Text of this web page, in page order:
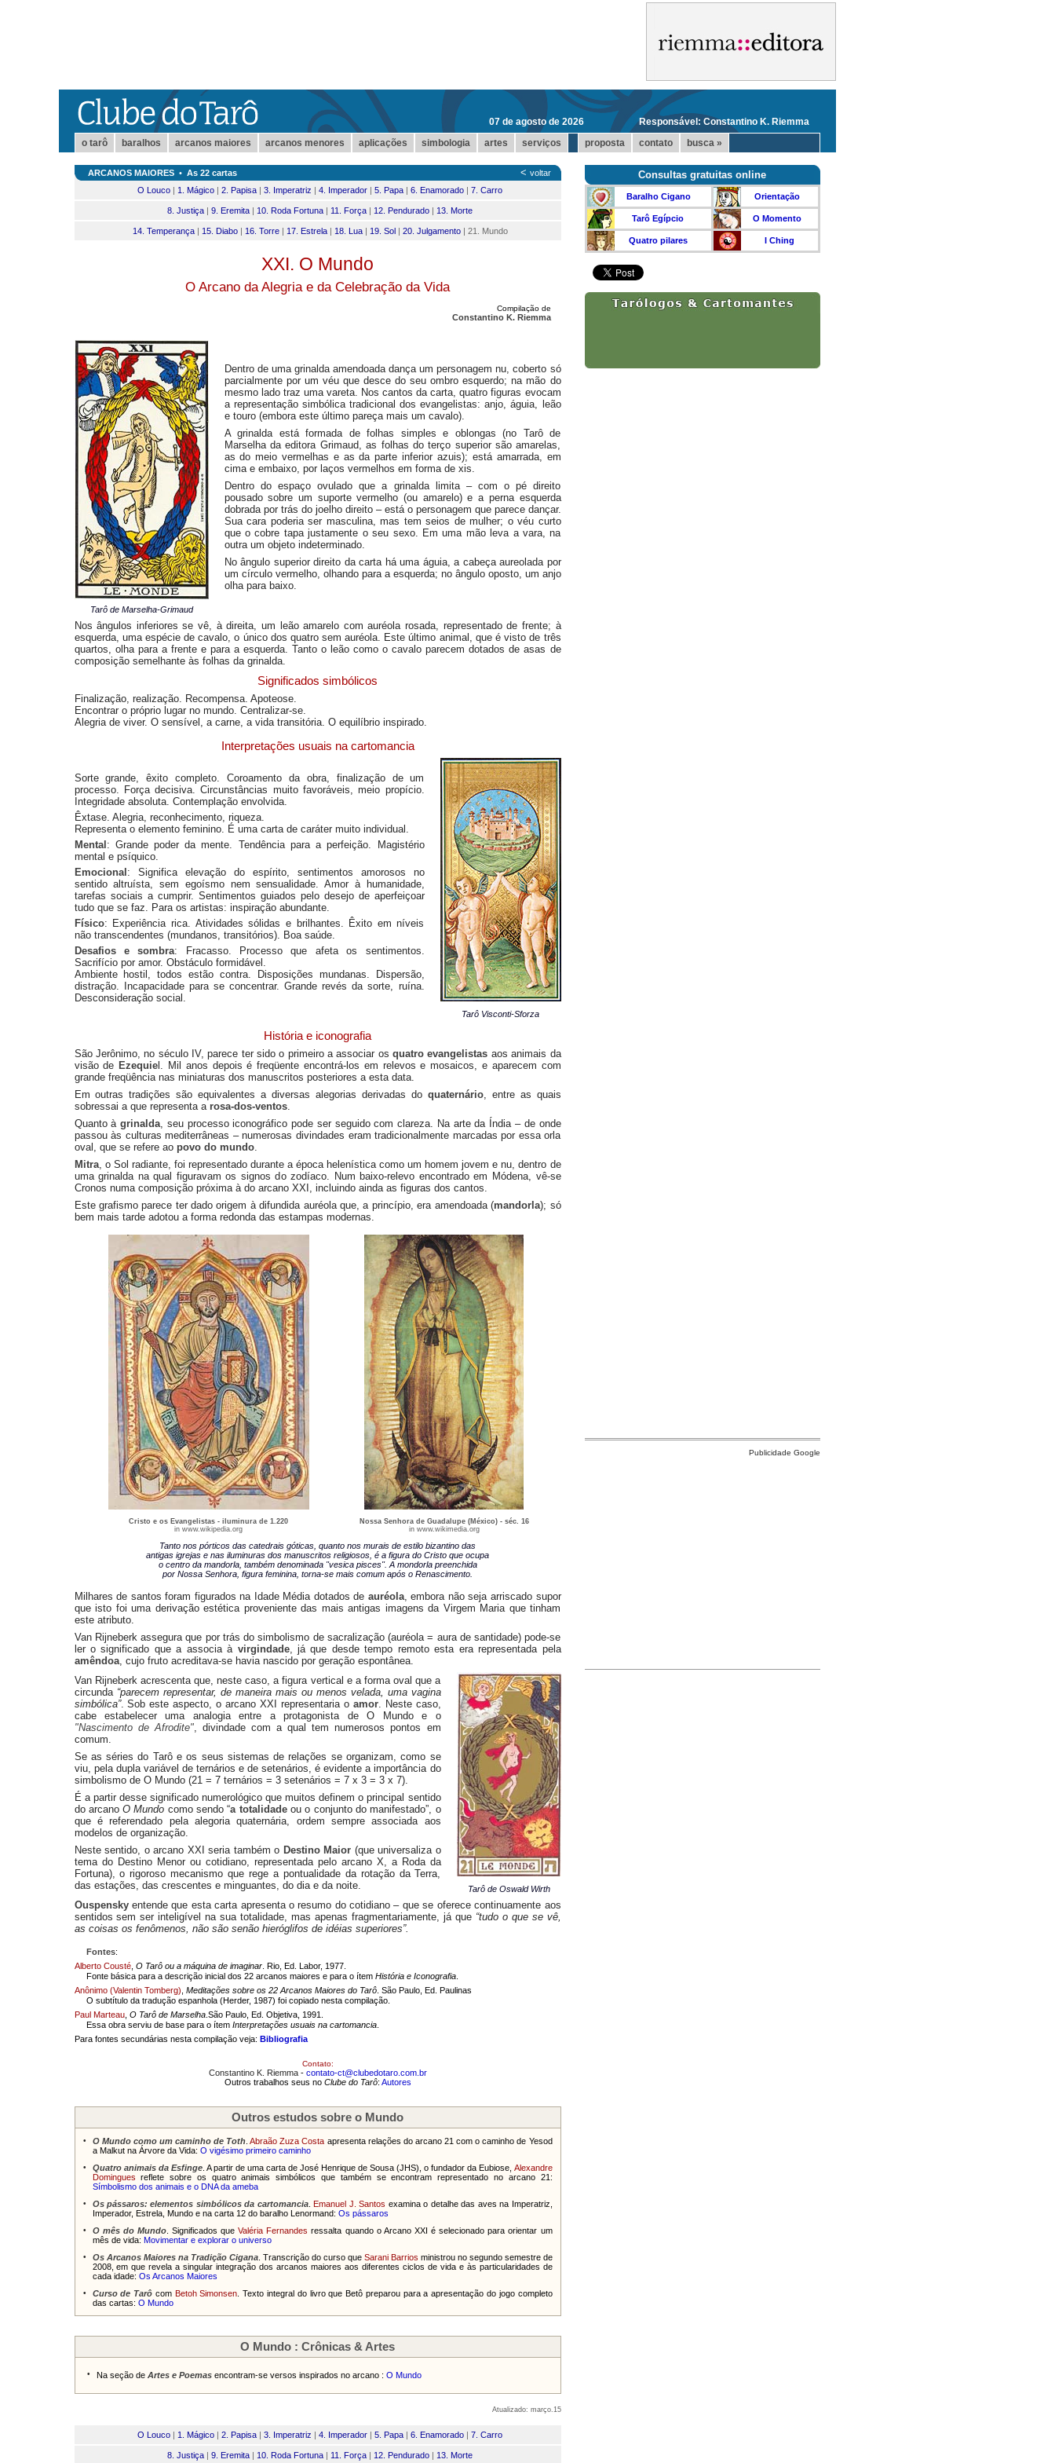
07 de agosto de 2026
Responsável: Constantino K. Riemma
o tarô
baralhos arcanos maiores arcanos menores aplicações simbologia artes serviços proposta contato busca »
ARCANOS MAIORES • As 22 cartas < voltar
O Louco | 1. Mágico | 2. Papisa | 3. Imperatriz | 4. Imperador | 5. Papa | 6. Enamorado | 7. Carro
8. Justiça | 9. Eremita | 10. Roda Fortuna | 11. Força | 12. Pendurado | 13. Morte
14. Temperança| 15. Diabo| 16. Torre| 17. Estrela| 18. Lua| 19. Sol| 20. Julgamento| 21. Mundo
XXI. O Mundo
O Arcano da Alegria e da Celebração da Vida
Compilação de
Constantino K. Riemma
Tarô de Marselha-Grimaud
Dentro de uma grinalda amendoada dança um personagem nu, coberto só
parcialmente por um véu que desce do seu ombro esquerdo; na mão do
mesmo lado traz uma vareta. Nos cantos da carta, quatro figuras evocam
a representação simbólica tradicional dos evangelistas: anjo, águia, leão
e touro (embora este último pareça mais um cavalo).
A grinalda está formada de folhas simples e oblongas (no Tarô de
Marselha da editora Grimaud, as folhas do terço superior são amarelas,
as do meio vermelhas e as da parte inferior azuis); está amarrada, em
cima e embaixo, por laços vermelhos em forma de xis.
Dentro do espaço ovulado que a grinalda limita – com o pé direito
pousado sobre um suporte vermelho (ou amarelo) e a perna esquerda
dobrada por trás do joelho direito – está o personagem que parece dançar.
Sua cara poderia ser masculina, mas tem seios de mulher; o véu curto
que o cobre tapa justamente o seu sexo. Em uma mão leva a vara, na
outra um objeto indeterminado.
No ângulo superior direito da carta há uma águia, a cabeça aureolada por
um círculo vermelho, olhando para a esquerda; no ângulo oposto, um anjo
olha para baixo.
Nos ângulos inferiores se vê, à direita, um leão amarelo com auréola rosada, representado de frente; à
esquerda, uma espécie de cavalo, o único dos quatro sem auréola. Este último animal, que é visto de três
quartos, olha para a frente e para a esquerda. Tanto o leão como o cavalo parecem dotados de asas de
composição semelhante às folhas da grinalda.
Significados simbólicos
Finalização, realização. Recompensa. Apoteose.
Encontrar o próprio lugar no mundo. Centralizar-se.
Alegria de viver. O sensível, a carne, a vida transitória. O equilíbrio inspirado.
Interpretações usuais na cartomancia
Sorte grande, êxito completo. Coroamento da obra, finalização de um
processo. Força decisiva. Circunstâncias muito favoráveis, meio propício.
Integridade absoluta. Contemplação envolvida.
Êxtase. Alegria, reconhecimento, riqueza.
Representa o elemento feminino. É uma carta de caráter muito individual.
Mental : Grande poder da mente. Tendência para a perfeição. Magistério
mental e psíquico.
Emocional : Significa elevação do espírito, sentimentos amorosos no
sentido altruísta, sem egoísmo nem sensualidade. Amor à humanidade,
tarefas sociais a cumprir. Sentimentos guiados pelo desejo de aperfeiçoar
tudo que se faz. Para os artistas: inspiração abundante.
Físico: Experiência rica. Atividades sólidas e brilhantes. Êxito em níveis
não transcendentes (mundanos, transitórios). Boa saúde.
Desafios e sombra: Fracasso. Processo que afeta os sentimentos.
Sacrifício por amor. Obstáculo formidável.
Ambiente hostil, todos estão contra. Disposições mundanas. Dispersão,
distração. Incapacidade para se concentrar. Grande revés da sorte, ruína.
Desconsideração social.
Tarô Visconti-Sforza
História e iconografia
São Jerônimo, no século IV, parece ter sido o primeiro a associar osquatro evangelistas aos animais da
visão de Ezequie l. Mil anos depois é freqüente encontrá-los em relevos e mosaicos, e aparecem com
grande freqüência nas miniaturas dos manuscritos posteriores a esta data.
Em outras tradições são equivalentes a diversas alegorias derivadas do quaternário, entre as quais
sobressai a que representa a rosa-dos-ventos.
Quanto àgrinalda, seu processo iconográfico pode ser seguido com clareza. Na arte da Índia – de onde
passou às culturas mediterrâneas – numerosas divindades eram tradicionalmente marcadas por essa orla
oval, que se refere ao povo do mundo.
Mitra, o Sol radiante, foi representado durante a época helenística como um homem jovem e nu, dentro de
uma grinalda na qual figuravam os signos do zodíaco. Num baixo-relevo encontrado em Módena, vê-se
Cronos numa composição próxima à do arcano XXI, incluindo ainda as figuras dos cantos.
Este grafismo parece ter dado origem à difundida auréola que, a princípio, era amendoada (mandorla); só
bem mais tarde adotou a forma redonda das estampas modernas.
Cristo e os Evangelistas - iluminura de 1.220
in www.wikipedia.org
Nossa Senhora de Guadalupe (México) - séc. 16
in www.wikimedia.org
Tanto nos pórticos das catedrais góticas, quanto nos murais de estilo bizantino das
antigas igrejas e nas iluminuras dos manuscritos religiosos, é a figura do Cristo que ocupa
o centro da mandorla, também denominada "vesica pisces". A mondorla preenchida
por Nossa Senhora, figura feminina, torna-se mais comum após o Renascimento.
Milhares de santos foram figurados na Idade Média dotados de auréola, embora não seja arriscado supor
que isto foi uma derivação estética proveniente das mais antigas imagens da Virgem Maria que tinham
este atributo.
Van Rijneberk assegura que por trás do simbolismo de sacralização (auréola = aura de santidade) pode-se
ler o significado que a associa à virgindade, já que desde tempo remoto esta era representada pela
amêndoa, cujo fruto acreditava-se havia nascido por geração espontânea.
Van Rijneberk acrescenta que, neste caso, a figura vertical e a forma oval que a
circunda “parecem representar, de maneira mais ou menos velada, uma vagina
simbólica”. Sob este aspecto, o arcano XXI representaria o amor. Neste caso,
cabe estabelecer uma analogia entre a protagonista de O Mundo e o
"Nascimento de Afrodite", divindade com a qual tem numerosos pontos em
comum.
Se as séries do Tarô e os seus sistemas de relações se organizam, como se
viu, pela dupla variável de ternários e de setenários, é evidente a importância do
simbolismo de O Mundo (21 = 7 ternários = 3 setenários = 7 x 3 = 3 x 7).
É a partir desse significado numerológico que muitos definem o principal sentido
do arcanoO Mundo como sendo “a totalidadeou o conjunto do manifestado”, o
que é referendado pela alegoria quaternária, ordem sempre associada aos
modelos de organização.
Neste sentido, o arcano XXI seria também o Destino Maior (que universaliza o
tema do Destino Menor ou cotidiano, representada pelo arcano X, a Roda da
Fortuna), o rigoroso mecanismo que rege a pontualidade da rotação da Terra,
das estações, das crescentes e minguantes, do dia e da noite.
Tarô de Oswald Wirth
Ouspenskyentende que esta carta apresenta o resumo do cotidiano – que se oferece continuamente aos
sentidos sem ser inteligível na sua totalidade, mas apenas fragmentariamente, já que “tudo o que se vê,
as coisas os fenômenos, não são senão hieróglifos de idéias superiores”.
Fontes:
Alberto Cousté, O Tarô ou a máquina de imaginar. Rio, Ed. Labor, 1977.
Fonte básica para a descrição inicial dos 22 arcanos maiores e para o ítem História e Iconografia.
Anônimo (Valentin Tomberg) Meditações sobre os 22 Arcanos Maiores do Tarô. São Paulo, Ed. Paulinas
O subtítulo da tradução espanhola (Herder, 1987) foi copiado nesta compilação.
Paul Marteau, O Tarô de Marselha.São Paulo, Ed. Objetiva, 1991.
Essa obra serviu de base para o ítem Interpretações usuais na cartomancia.
Para fontes secundárias nesta compilação veja: Bibliografia
Contato:
Constantino K. Riemma - contato-ct@clubedotaro.com.br
Outros trabalhos seus no Clube do Tarô: Autores
Outros estudos sobre o Mundo
• O Mundo como um caminho de Toth .Abraão Zuza Costa apresenta relações do arcano 21 com o caminho de Yesod
a Malkut na Árvore da Vida: O vigésimo primeiro caminho
• Quatro animais da Esfinge. A partir de uma carta de José Henrique de Sousa (JHS), o fundador da Eubiose, Alexandre
Domingues reflete sobre os quatro animais simbólicos que também se encontram representado no arcano 21:
Símbolismo dos animais e o DNA da ameba
• Os pássaros: elementos simbólicos da cartomancia.Emanuel J. Santos examina o detalhe das aves na Imperatriz,
Imperador, Estrela, Mundo e na carta 12 do baralho Lenormand: Os pássaros
• O mês do Mundo. Significados queValéria Fernandesressalta quando o Arcano XXI é selecionado para orientar um
mês de vida: Movimentar e explorar o universo
• Os Arcanos Maiores na Tradição Cigana. Transcrição do curso que Sarani Barrios ministrou no segundo semestre de
2008, em que revela a singular integração dos arcanos maiores aos diferentes ciclos de vida e às particularidades de
cada idade: Os Arcanos Maiores
• Curso de Tarô com Betoh Simonsen . Texto integral do livro que Betô preparou para a apresentação do jogo completo
das cartas: O Mundo
O Mundo : Crônicas & Artes
• Na seção de Artes e Poemasencontram-se versos inspirados no arcano : O Mundo
Atualizado: março.15
O Louco | 1. Mágico | 2. Papisa | 3. Imperatriz | 4. Imperador | 5. Papa | 6. Enamorado | 7. Carro
8. Justiça | 9. Eremita | 10. Roda Fortuna | 11. Força | 12. Pendurado | 13. Morte
Consultas gratuitas online
Baralho Cigano
Tarô Egípcio
Quatro pilares
Orientação
O Momento
I Ching
Publicidade Google